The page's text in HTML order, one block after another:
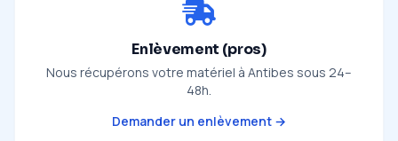
Enlèvement (pros)
Nous récupérons votre matériel à Antibes sous 24–
48h.
Demander un enlèvement →